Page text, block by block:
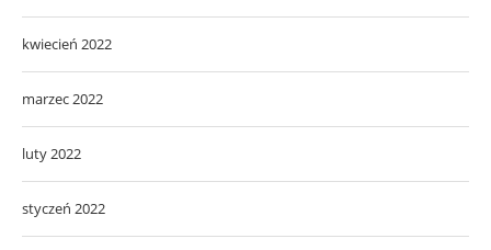
kwiecień 2022
marzec 2022
luty 2022
styczeń 2022